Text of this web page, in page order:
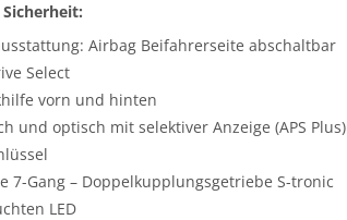
Airbag Beifahrerseite abschaltbar
Select
vorn und hinten
und optisch mit selektiver Anzeige (APS Plus)
7-Gang – Doppelkupplungsgetriebe S-tronic
LED